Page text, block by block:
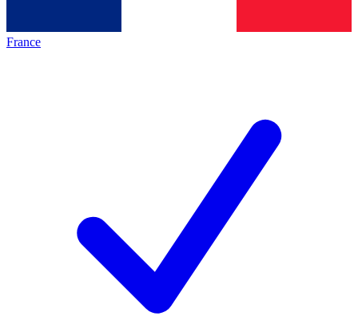
France